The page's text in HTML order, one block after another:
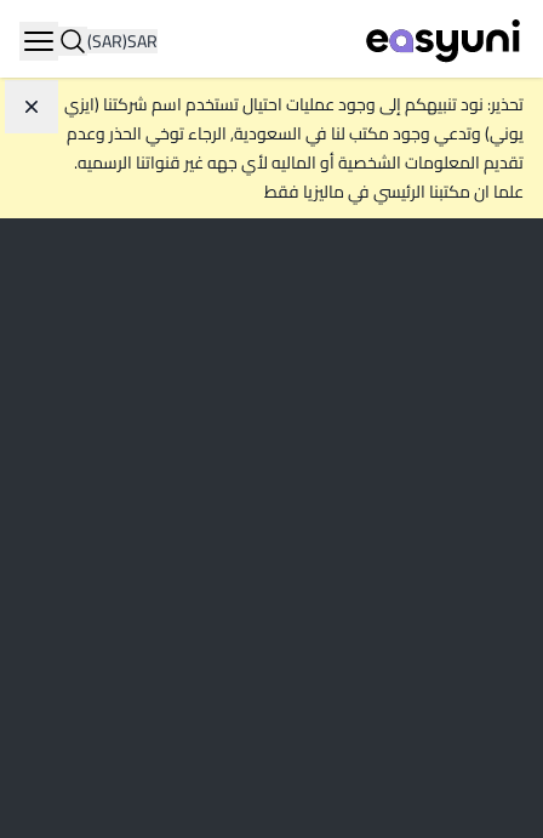
SAR
(SAR)
تحذير: نود تنبيهكم إلى وجود عمليات احتيال تستخدم اسم شركتنا (ايزي
يوني) وتدعي وجود مكتب لنا في السعودية, الرجاء توخي الحذر وعدم
تقديم المعلومات الشخصية أو الماليه لأي جهه غير قنواتنا الرسميه.
علما ان مكتبنا الرئيسي في ماليزيا فقط
تجاهل